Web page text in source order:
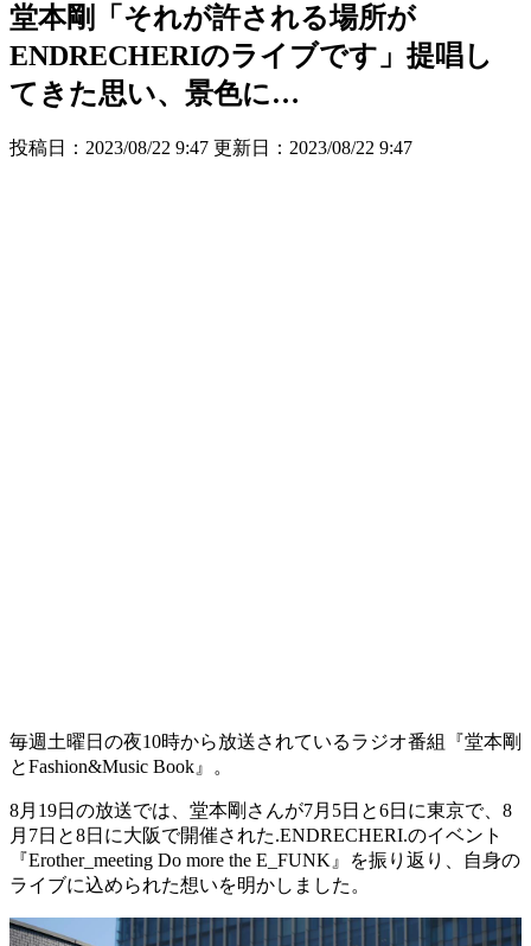
堂本剛「それが許される場所が
ENDRECHERIのライブです」提唱し
てきた思い、景色に…
投稿日：2023/08/22 9:47 更新日： 2023/08/22 9:47
毎週土曜日の夜10時から放送されているラジオ番組『堂本剛
とFashion&Music Book』。
8月19日の放送では、堂本剛さんが7月5日と6日に東京で、8
月7日と8日に大阪で開催された.ENDRECHERI.のイベント
『Erother_meeting Do more the E_FUNK』を振り返り、自身の
ライブに込められた想いを明かしました。